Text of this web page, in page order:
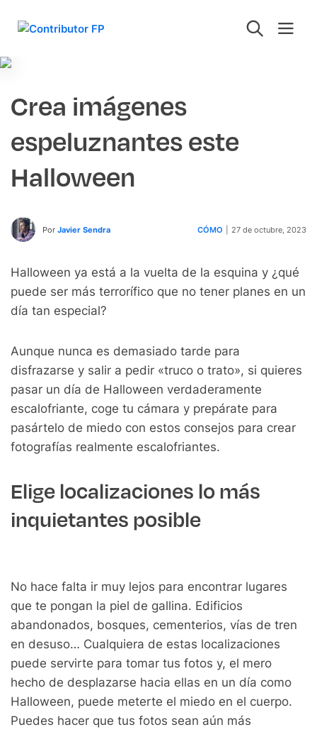
Crea imágenes
espeluznantes este
Halloween
Por Javier Sendra CÓMO 27 de octubre, 2023
Halloween ya está a la vuelta de la esquina y ¿qué
puede ser más terrorífico que no tener planes en un
día tan especial?
Aunque nunca es demasiado tarde para
disfrazarse y salir a pedir «truco o trato», si quieres
pasar un día de Halloween verdaderamente
escalofriante, coge tu cámara y prepárate para
pasártelo de miedo con estos consejos para crear
fotografías realmente escalofriantes.
Elige localizaciones lo más
inquietantes posible
No hace falta ir muy lejos para encontrar lugares
que te pongan la piel de gallina. Edificios
abandonados, bosques, cementerios, vías de tren
en desuso… Cualquiera de estas localizaciones
puede servirte para tomar tus fotos y, el mero
hecho de desplazarse hacia ellas en un día como
Halloween, puede meterte el miedo en el cuerpo.
Puedes hacer que tus fotos sean aún más